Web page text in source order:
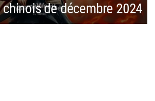
de décembre 2024